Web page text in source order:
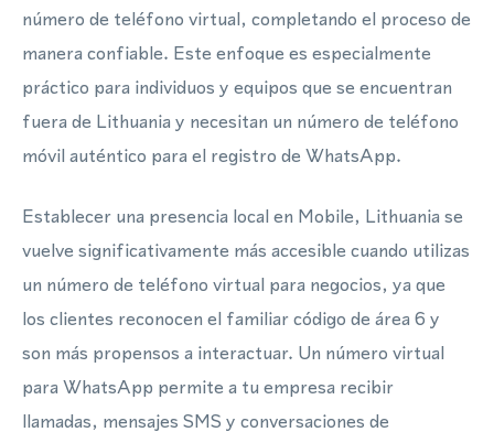
número de teléfono virtual, completando el proceso de
manera confiable. Este enfoque es especialmente
práctico para individuos y equipos que se encuentran
fuera de Lithuania y necesitan un número de teléfono
móvil auténtico para el registro de WhatsApp.
Establecer una presencia local en Mobile, Lithuania se
vuelve significativamente más accesible cuando utilizas
un número de teléfono virtual para negocios, ya que
los clientes reconocen el familiar código de área 6 y
son más propensos a interactuar. Un número virtual
para WhatsApp permite a tu empresa recibir
llamadas, mensajes SMS y conversaciones de